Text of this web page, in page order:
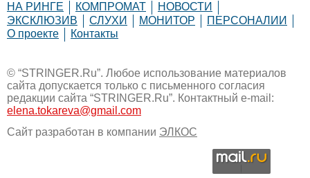
НА РИНГЕ КОМПРОМАТ
НОВОСТИ
ЭКСКЛЮЗИВ
СЛУХИ МОНИТОР
ПЕРСОНАЛИИ
О проекте
Контакты
© “STRINGER.Ru”. Любое использование материалов
сайта допускается только с письменного согласия
редакции сайта “STRINGER.Ru”. Контактный e-mail:
elena.tokareva@gmail.com
Сайт разработан в компании ЭЛКОС